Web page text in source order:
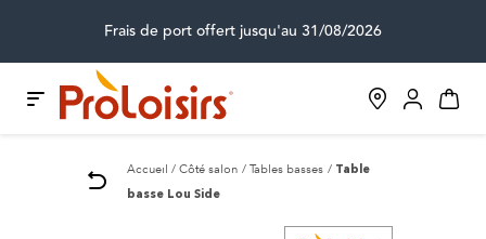
Frais de port offert jusqu'au 31/08/2026
Accueil Côté salon Tables basses Table
basse Lou Side